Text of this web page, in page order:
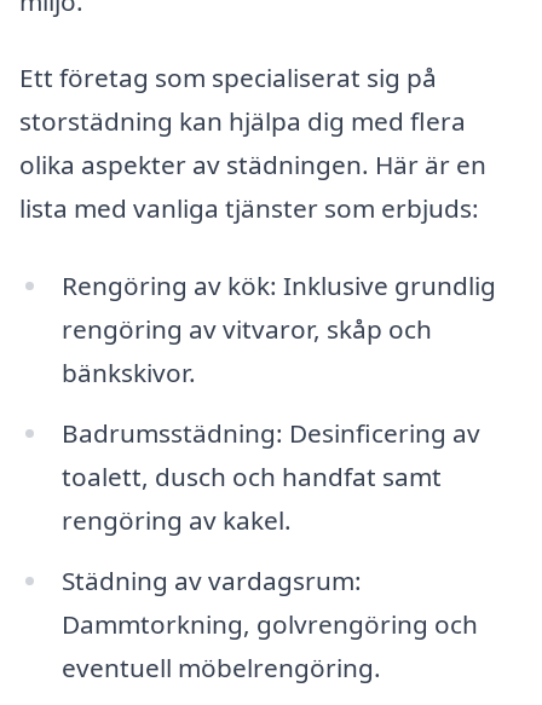
Ett företag som specialiserat sig på
storstädning kan hjälpa dig med flera
olika aspekter av städningen. Här är en
lista med vanliga tjänster som erbjuds:
Rengöring av kök: Inklusive grundlig
rengöring av vitvaror, skåp och
bänkskivor.
Badrumsstädning: Desinficering av
toalett, dusch och handfat samt
rengöring av kakel.
Städning av vardagsrum:
Dammtorkning, golvrengöring och
eventuell möbelrengöring.